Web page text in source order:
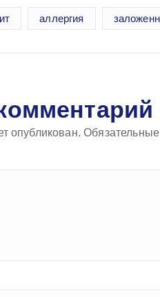
аллергия
опубликован.